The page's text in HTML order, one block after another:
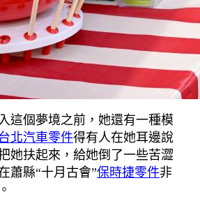
這個夢境之前，她還有一種模
台北汽車零件得有人在她耳邊說
她扶起來，給她倒了一些苦澀
蕭縣“十月古會”保時捷零件非